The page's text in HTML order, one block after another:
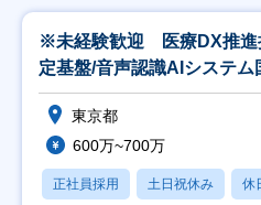
※未経験歓迎 医療DX推
定基盤/音声認識AIシステ
東京都
600万~700万
正社員採用 土日祝休み 休